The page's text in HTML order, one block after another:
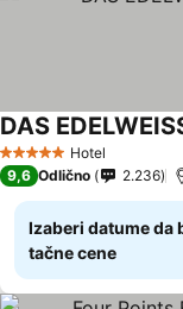
5 ZvezdiceHotel
DAS
9,6 Odlično 2.236
Izaberi datume da
tačne cene